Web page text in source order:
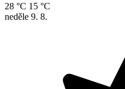
28 °C 15 °C
neděle 9. 8.